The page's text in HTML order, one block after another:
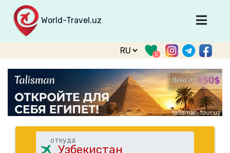
World-Travel.uz
Главная
Направления
Туры
Тур. фирмы
0
откуда